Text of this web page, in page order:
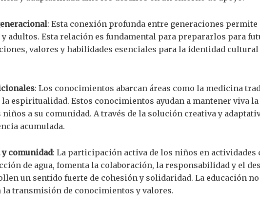
: Esta conexión profunda entre generaciones
adultos. Esta relación es fundamental para prepararlos para
valores y habilidades esenciales para la identidad
: Los conocimientos abarcan áreas como la medicina
la espiritualidad. Estos conocimientos ayudan a mantener viva
niños a su comunidad. A través de la solución creativa y
acumulada.
comunidad: La participación activa de los niños en
de agua, fomenta la colaboración, la responsabilidad y el
un sentido fuerte de cohesión y solidaridad. La educación
la transmisión de conocimientos y valores.